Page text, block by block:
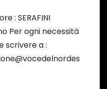
: SERAFINI
Per ogni necessità
scrivere a :